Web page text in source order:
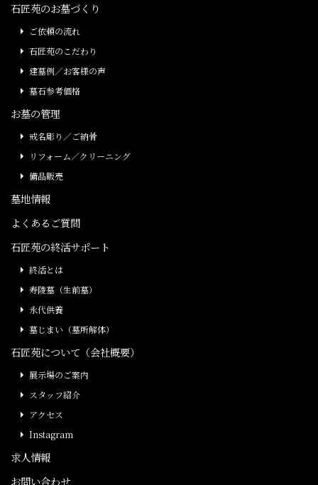
石匠苑のお墓づくり
ご依頼の流れ
石匠苑のこだわり
建墓例／お客様の声
墓石参考価格
お墓の管理
戒名彫り／ご納骨
リフォーム／クリーニング
備品販売
墓地情報
よくあるご質問
石匠苑の終活サポート
終活とは
寿陵墓（生前墓）
永代供養
墓じまい（墓所解体）
石匠苑について（会社概要）
展示場のご案内
スタッフ紹介
アクセス
Instagram
求人情報
お問い合わせ